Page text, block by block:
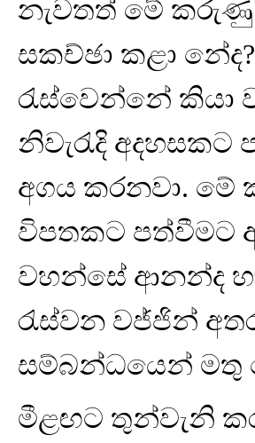
නැවතත් මේ කරුණු
සකච්ඡා කළා
රැස්වෙන්නේ කියා
නිවැරැදි
අගය කරනවා.
විපතකට පත්වීමට
වහන්සේ ආනන්ද
රැස්වන වජ්ජින්
සම්බන්ධයෙන් මතු
මීළඟට තුන්වැනි